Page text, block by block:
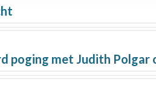
poging met Judith Polgar